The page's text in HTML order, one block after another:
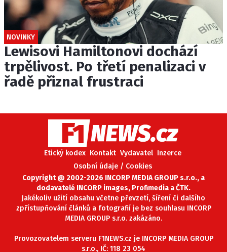
NOVINKY
Lewisovi Hamiltonovi dochází
trpělivost. Po třetí penalizaci v
řadě přiznal frustraci
Etický kodex Kontakt Vydavatel Inzerce
Osobní údaje / Cookies
Copyright @ 2002-2026 INCORP MEDIA GROUP s.r.o., a
dodavatelé INCORP images, Profimedia a ČTK.
Jakékoliv užití obsahu včetne převzetí, šíření či dalšího
zpřístupňování článků a fotografií je bez souhlasu INCORP
MEDIA GROUP s.r.o. zakázáno.
Provozovatelem serveru F1NEWS.cz je INCORP MEDIA GROUP
s.r.o., IČ: 118 23 054